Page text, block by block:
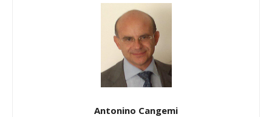
Antonino Cangemi